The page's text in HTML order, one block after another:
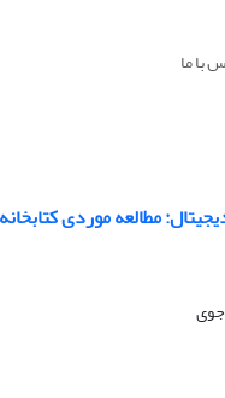
با ما
مطالعه موردی